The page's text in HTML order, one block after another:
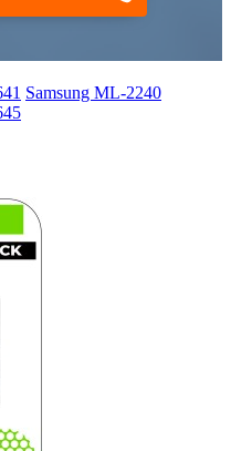
Samsung ML-2240